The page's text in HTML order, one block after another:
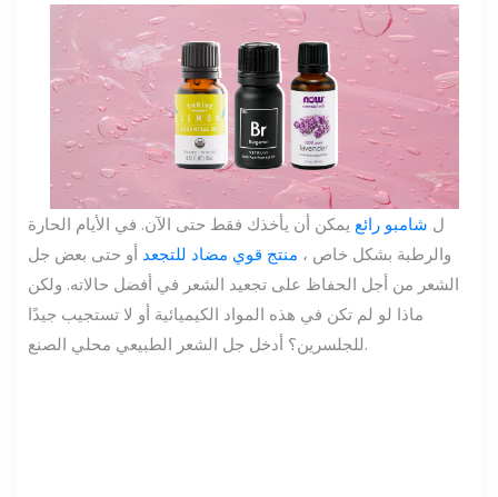
ل شامبو رائع يمكن أن يأخذك فقط حتى الآن. في الأيام الحارة
والرطبة بشكل خاص ، منتج قوي مضاد للتجعد أو حتى بعض جل
الشعر من أجل الحفاظ على تجعيد الشعر في أفضل حالاته. ولكن
ماذا لو لم تكن في هذه المواد الكيميائية أو لا تستجيب جيدًا
للجلسرين؟ أدخل جل الشعر الطبيعي محلي الصنع.